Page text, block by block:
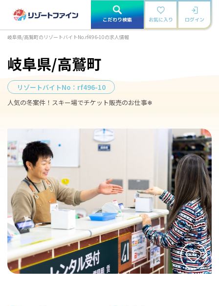
こだわり検索 お気に入り ログイン
岐阜県/高鷲町のリゾートバイトNo.rf496-10の求人情報
岐阜県/高鷲町
リゾートバイトNo： rf496-10
人気の冬案件！スキー場でチケット販売のお仕事❄